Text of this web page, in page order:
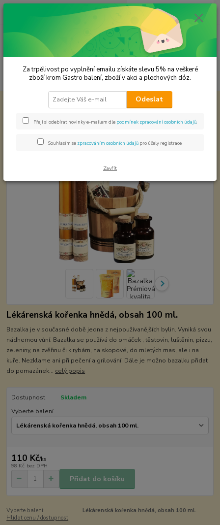
Menu
Hledat
ks
za 0,00 Kč
Premium koření Bazalka Prémiová kvalita
Bazalka Prémiová kvalita
Lékárenská kořenka hnědá, obsah 100 ml.
Bazalka je v současné době jedna z nejpoužívanějších bylin. Vyniká svou
nádhernou vůní. Bazalka se používá do omáček , těstovin, luštěnin, pizzu,
zeleniny, na zvěřinu či k rybám, na skopové, do mletých mas, ale i na
kuře. Nezklame ani při pečení a grilování. Dále je možno bazalku přidat
do pomazánek... celý popis
Dostupnost
Skladem
Vyberte balení
110 Kč/ks
98 Kč bez DPH
Přidat do košíku
Vyberte balení:
Lékárenská kořenka hnědá, obsah 100 ml.
Hlídat cenu / dostupnost
Za trpělivost po vyplnění emailu získáte slevu 5% na veškeré
zboží krom Gastro balení, zboží v akci a plechových dóz.
Odeslat
Přeji si odebírat novinky e-mailem dle podmínek zpracování osobních údajů
Souhlasím se zpracováním osobních údajů pro účely registrace.
Zavřít